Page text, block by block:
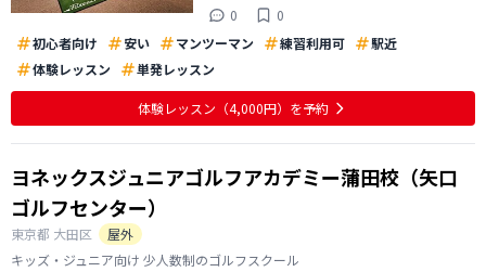
0
0
初心者向け
安い マンツーマン 練習利用可
駅近
体験レッスン
単発レッスン
体験レッスン （4,000円） を予約
ヨネックスジュニアゴルフアカデミー蒲田校（矢口
ゴルフセンター）
東京都 大田区
屋外
キッズ・ジュニア向け 少人数制のゴルフスクール